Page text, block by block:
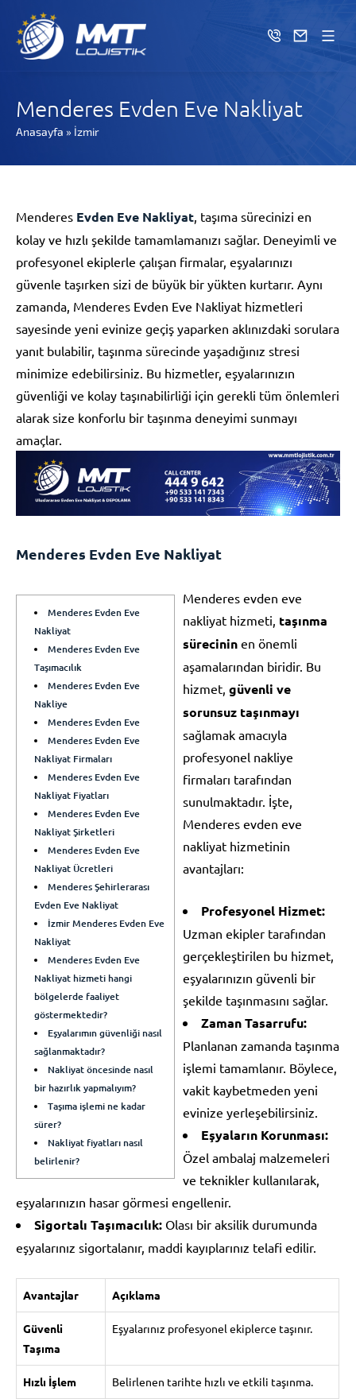
Menderes Evden Eve Nakliyat
Anasayfa » İzmir
Menderes Evden Eve Nakliyat, taşıma sürecinizi en
kolay ve hızlı şekilde tamamlamanızı sağlar. Deneyimli ve
profesyonel ekiplerle çalışan firmalar, eşyalarınızı
güvenle taşırken sizi de büyük bir yükten kurtarır. Aynı
zamanda, Menderes Evden Eve Nakliyat hizmetleri
sayesinde yeni evinize geçiş yaparken aklınızdaki sorulara
yanıt bulabilir, taşınma sürecinde yaşadığınız stresi
minimize edebilirsiniz. Bu hizmetler, eşyalarınızın
güvenliği ve kolay taşınabilirliği için gerekli tüm önlemleri
alarak size konforlu bir taşınma deneyimi sunmayı
amaçlar.
Menderes Evden Eve Nakliyat
Menderes Evden Eve
Nakliyat
Menderes Evden Eve
Taşımacılık
Menderes Evden Eve
Nakliye
Menderes Evden Eve
Menderes Evden Eve
Nakliyat Firmaları
Menderes Evden Eve
Nakliyat Fiyatları
Menderes Evden Eve
Nakliyat Şirketleri
Menderes Evden Eve
Nakliyat Ücretleri
Menderes Şehirlerarası
Evden Eve Nakliyat
İzmir Menderes Evden Eve
Nakliyat
Menderes Evden Eve
Nakliyat hizmeti hangi
bölgelerde faaliyet
göstermektedir?
Eşyalarımın güvenliği nasıl
sağlanmaktadır?
Nakliyat öncesinde nasıl
bir hazırlık yapmalıyım?
Taşıma işlemi ne kadar
sürer?
Nakliyat fiyatları nasıl
belirlenir?
Menderes evden eve
nakliyat hizmeti, taşınma
sürecinin en önemli
aşamalarından biridir. Bu
hizmet, güvenli ve
sorunsuz taşınmayı
sağlamak amacıyla
profesyonel nakliye
firmaları tarafından
sunulmaktadır. İşte,
Menderes evden eve
nakliyat hizmetinin
avantajları:
Profesyonel Hizmet:
Uzman ekipler tarafından
gerçekleştirilen bu hizmet,
eşyalarınızın güvenli bir
şekilde taşınmasını sağlar.
Zaman Tasarrufu:
Planlanan zamanda taşınma
işlemi tamamlanır. Böylece,
vakit kaybetmeden yeni
evinize yerleşebilirsiniz.
Eşyaların Korunması:
Özel ambalaj malzemeleri
ve teknikler kullanılarak,
eşyalarınızın hasar görmesi engellenir.
Sigortalı Taşımacılık: Olası bir aksilik durumunda
eşyalarınız sigortalanır, maddi kayıplarınız telafi edilir.
Avantajlar Açıklama
Güvenli
Taşıma
Eşyalarınız profesyonel ekiplerce taşınır.
Hızlı İşlem Belirlenen tarihte hızlı ve etkili taşınma.